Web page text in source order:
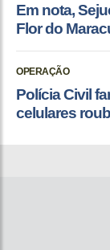
Em nota,
Flor do
OPERAÇÃO
Polícia Civil
celulares